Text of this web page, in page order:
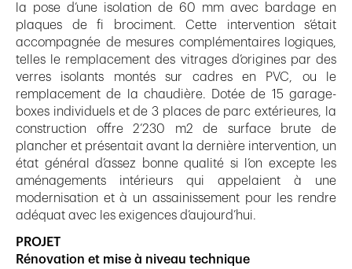
la pose d’une isolation de 60 mm avec bardage en
plaques de fi brociment. Cette intervention s’était
accompagnée de mesures complémentaires logiques,
telles le remplacement des vitrages d’origines par des
verres isolants montés sur cadres en PVC, ou le
remplacement de la chaudière. Dotée de 15 garage-
boxes individuels et de 3 places de parc extérieures, la
construction offre 2’230 m2 de surface brute de
plancher et présentait avant la dernière intervention, un
état général d’assez bonne qualité si l’on excepte les
aménagements intérieurs qui appelaient à une
modernisation et à un assainissement pour les rendre
adéquat avec les exigences d’aujourd’hui.
PROJET
Rénovation et mise à niveau technique